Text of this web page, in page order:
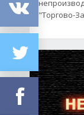
"Торгово-